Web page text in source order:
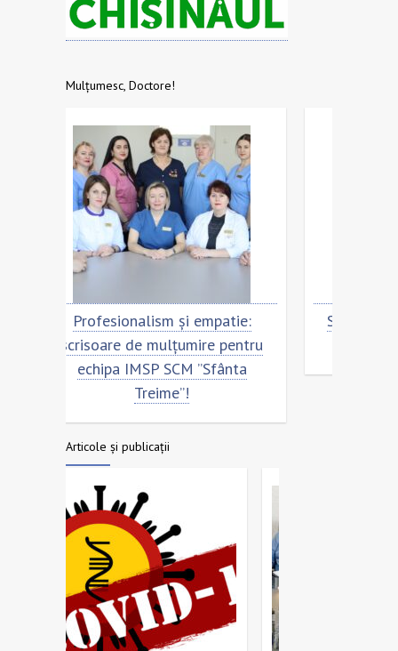
Mulțumesc, Doctore!
Scrisoare de mulțumire pentru
echipa SCM ”Sfânta Treime”
Articole și publicații